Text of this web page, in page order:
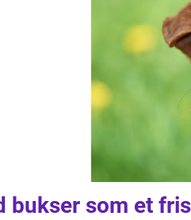
bukser som et